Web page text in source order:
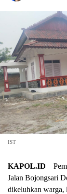
IST
KAPOL.ID –
Jalan Bojongsari
dikeluhkan warga,